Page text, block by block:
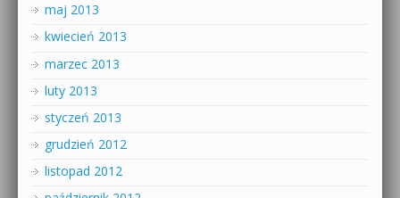
maj 2013
kwiecień 2013
marzec 2013
luty 2013
styczeń 2013
grudzień 2012
listopad 2012